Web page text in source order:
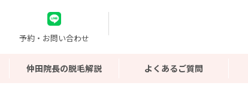
予約・お問い合わせ
仲田院長の脱毛解説 よくあるご質問